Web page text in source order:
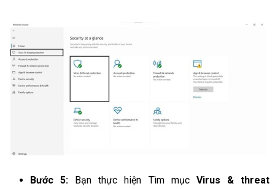
Bước 5: Bạn thực hiện Tìm mục Virus & threat